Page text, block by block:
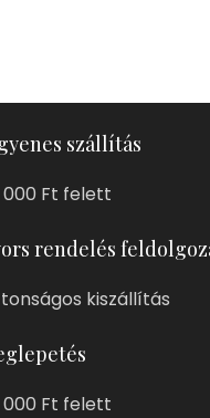
szállítás
000 Ft felett
rendelés
kiszállítás
000 Ft felett